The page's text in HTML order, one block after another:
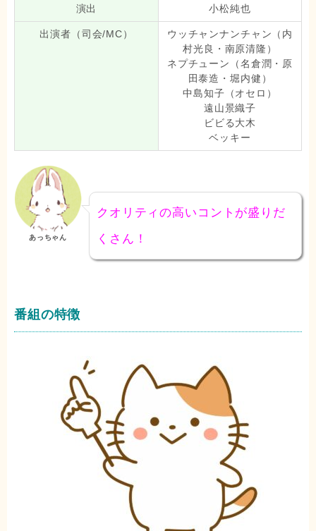
演出 小松純也
出演者（司会/MC）
ウッチャンナンチャン（内
村光良・南原清隆）
ネプチューン（名倉潤・原
田泰造・堀内健）
中島知子（オセロ）
遠山景織子
ビビる大木
ベッキー
あっちゃん
クオリティの高いコントが盛りだ
くさん！
番組の特徴